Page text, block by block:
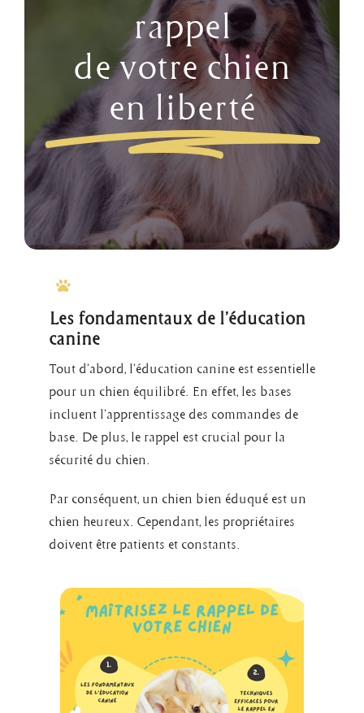
rappel
de votre chien
en liberté
Les fondamentaux de l’éducation
canine
Tout d’abord, l’éducation canine est essentielle
pour un chien équilibré. En effet, les bases
incluent l’apprentissage des commandes de
base. De plus, le rappel est crucial pour la
sécurité du chien.
Par conséquent, un chien bien éduqué est un
chien heureux. Cependant, les propriétaires
doivent être patients et constants.